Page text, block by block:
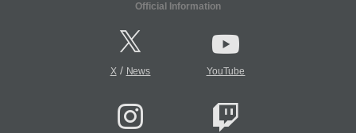
Official Information
X/ News YouTube